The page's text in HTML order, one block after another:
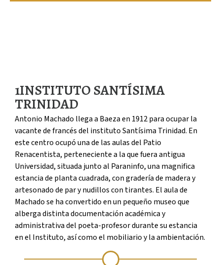
1INSTITUTO SANTÍSIMA
TRINIDAD
Antonio Machado llega a Baeza en 1912 para ocupar la
vacante de francés del instituto Santísima Trinidad. En
este centro ocupó una de las aulas del Patio
Renacentista, perteneciente a la que fuera antigua
Universidad, situada junto al Paraninfo, una magnifica
estancia de planta cuadrada, con gradería de madera y
artesonado de par y nudillos con tirantes. El aula de
Machado se ha convertido en un pequeño museo que
alberga distinta documentación académica y
administrativa del poeta-profesor durante su estancia
en el Instituto, así como el mobiliario y la ambientación.